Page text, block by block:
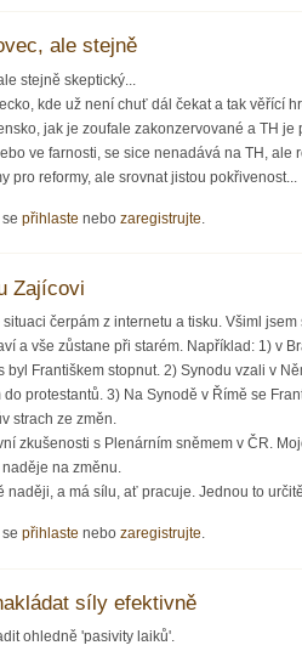
ale stejně
stejně skeptický...
kde už není chuť dál čekat a tak věřící
jak je zoufale zakonzervované a TH je
ve farnosti, se sice nenadává na TH, ale
pro reformy, ale srovnat jistou pokřivenost...
přihlaste nebo zaregistrujte.
Zajícovi
čerpám z internetu a tisku. Všiml
a vše zůstane při starém. Například: 1) v
byl Františkem stopnut. 2) Synodu vzali v
protestantů. 3) Na Synodě v Římě se
strach ze změn.
zkušenosti s Plenárním sněmem v ČR.
na změnu.
naději, a má sílu, ať pracuje. Jednou to
přihlaste nebo zaregistrujte.
síly efektivně
ohledně 'pasivity laiků'.